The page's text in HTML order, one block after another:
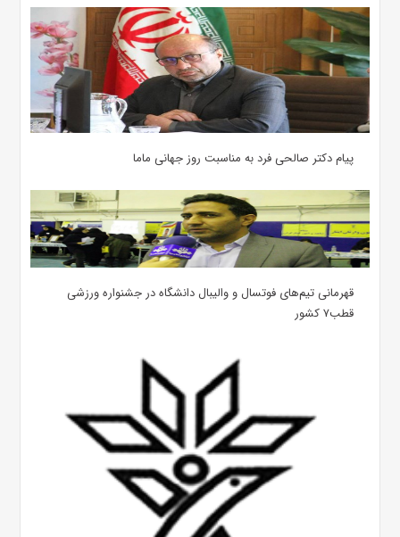
پیام دکتر صالحی فرد به مناسبت روز جهانی ماما
قهرمانی تیم‌های فوتسال و والیبال دانشگاه در جشنواره ورزشی
قطب۷ کشور